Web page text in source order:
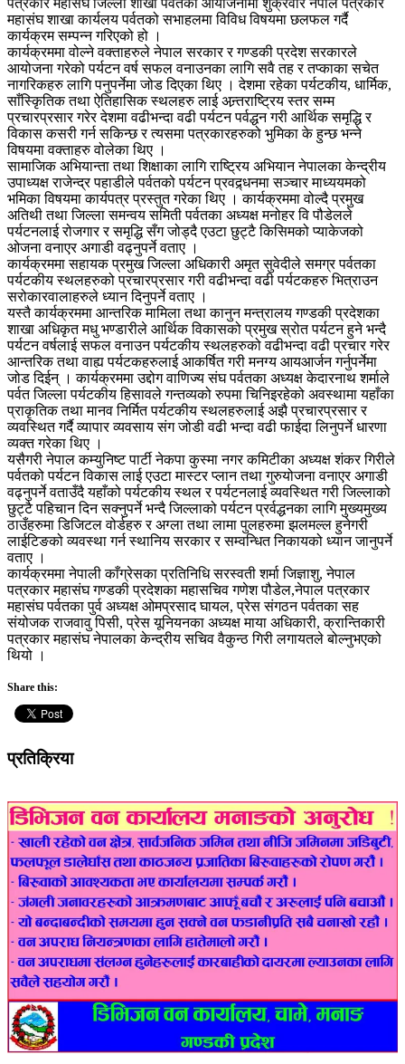
पत्रकार महासंघ जिल्ला शाखा पर्वतको आयोजनामा शुक्रवार नेपाल पत्रकार
महासंघ शाखा कार्यलय पर्वतको सभाहलमा विविध विषयमा छलफल गर्दै
कार्यक्रम सम्पन्न गरिएको हो ।
कार्यक्रममा वोल्ने वक्ताहरुले नेपाल सरकार र गण्डकी प्रदेश सरकारले
आयोजना गरेको पर्यटन वर्ष सफल वनाउनका लागि सवै तह र तप्काका सचेत
नागरिकहरु लागि पनुपर्नेमा जोड दिएका थिए । देशमा रहेका पर्यटकीय, धार्मिक,
साँस्किृतिक तथा ऐतिहासिक स्थलहरु लाई अन्र्तराष्ट्रिय स्तर सम्म
प्रचारप्रसार गरेर देशमा वढीभन्दा वढी पर्यटन पर्वद्धन गरी आर्थिक समृद्धि र
विकास कसरी गर्न सकिन्छ र त्यसमा पत्रकारहरुको भुमिका के हुन्छ भन्ने
विषयमा वक्ताहरु वोलेका थिए ।
सामाजिक अभियान्ता तथा शिक्षाका लागि राष्ट्रिय अभियान नेपालका केन्द्रीय
उपाध्यक्ष राजेन्द्र पहाडीले पर्वतको पर्यटन प्रवद्र्धनमा सञ्चार माध्ययमको
भमिका विषयमा कार्यपत्र प्रस्तुत गरेका थिए । कार्यक्रममा वोल्दै प्रमुख
अतिथी तथा जिल्ला समन्वय समिती पर्वतका अध्यक्ष मनोहर वि पौडेलले
पर्यटनलाई रोजगार र समृद्धि सँग जोड्दै एउटा छुट्टै किसिमको प्याकेजको
ओजना वनाएर अगाडी वढ्नुपर्ने वताए ।
कार्यक्रममा सहायक प्रमुख जिल्ला अधिकारी अमृत सुवेदीले समग्र पर्वतका
पर्यटकीय स्थलहरुको प्रचारप्रसार गरी वढीभन्दा वढी पर्यटकहरु भित्राउन
सरोकारवालाहरुले ध्यान दिनुपर्ने वताए ।
यस्तै कार्यक्रममा आन्तरिक मामिला तथा कानुन मन्त्रालय गण्डकी प्रदेशका
शाखा अधिकृत मधु भण्डारीले आर्थिक विकासको प्रमुख स्रोत पर्यटन हुने भन्दै
पर्यटन वर्षलाई सफल वनाउन पर्यटकीय स्थलहरुको वढीभन्दा वढी प्रचार गरेर
आन्तरिक तथा वाह्य पर्यटकहरुलाई आकर्षित गरी मनग्य आयआर्जन गर्नुपर्नेमा
जोड दिईन् । कार्यक्रममा उद्दोग वाणिज्य संघ पर्वतका अध्यक्ष केदारनाथ शर्माले
पर्वत जिल्ला पर्यटकीय हिसावले गन्तव्यको रुपमा चिनिइरहेको अवस्थामा यहाँका
प्राकृतिक तथा मानव निर्मित पर्यटकीय स्थलहरुलाई अझै प्रचारप्रसार र
व्यवस्थित गर्दै व्यापार व्यवसाय संग जोडी वढी भन्दा वढी फाईदा लिनुपर्ने धारणा
व्यक्त गरेका थिए ।
यसैगरी नेपाल कम्युनिष्ट पार्टी नेकपा कुस्मा नगर कमिटीका अध्यक्ष शंकर गिरीले
पर्वतको पर्यटन विकास लाई एउटा मास्टर प्लान तथा गुरुयोजना वनाएर अगाडी
वढ्नुपर्ने वताउँदै यहाँको पर्यटकीय स्थल र पर्यटनलाई व्यवस्थित गरी जिल्लाको
छुट्टै पहिचान दिन सक्नुपर्ने भन्दै जिल्लाको पर्यटन प्रर्वद्धनका लागि मुख्यमुख्य
ठाउँहरुमा डिजिटल वोर्डहरु र अग्ला तथा लामा पुलहरुमा झलमल्ल हुनेगरी
लाईटिङको व्यवस्था गर्न स्थानिय सरकार र सम्वन्धित निकायको ध्यान जानुपर्ने
वताए ।
कार्यक्रममा नेपाली काँग्रेसका प्रतिनिधि सरस्वती शर्मा जिज्ञाशु, नेपाल
पत्रकार महासंघ गण्डकी प्रदेशका महासचिव गणेश पौडेल,नेपाल पत्रकार
महासंघ पर्वतका पुर्व अध्यक्ष ओमप्रसाद घायल, प्रेस संगठन पर्वतका सह
संयोजक राजवावु पिसी, प्रेस यूनियनका अध्यक्ष माया अधिकारी, क्रान्तिकारी
पत्रकार महासंघ नेपालका केन्द्रीय सचिव वैकुन्ठ गिरी लगायतले बोल्नुभएको
थियो ।
Share this:
प्रतिक्रिया